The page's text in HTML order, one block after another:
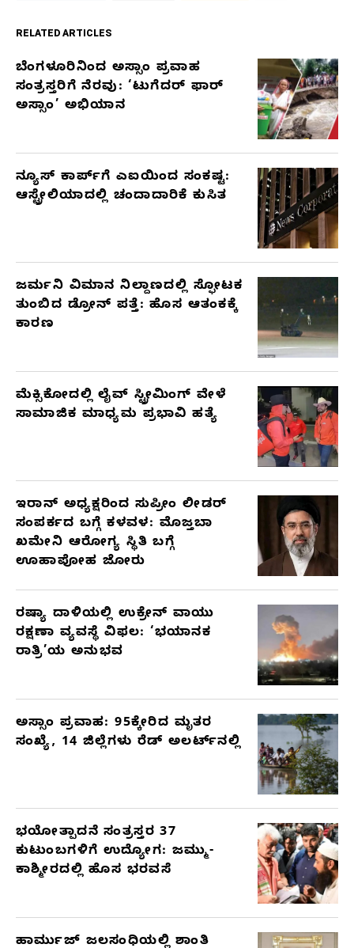
RELATED ARTICLES
RELATED
ARTICLES
ಬೆಂಗಳೂರಿನಿಂದ ಅಸ್ಸಾಂ ಪ್ರವಾಹ
ಸಂತ್ರಸ್ತರಿಗೆ ನೆರವು: ‘ಟುಗೆದರ್ ಫಾರ್
ಅಸ್ಸಾಂ’ ಅಭಿಯಾನ
ನ್ಯೂಸ್ ಕಾರ್ಪ್‌ಗೆ ಎಐಯಿಂದ ಸಂಕಷ್ಟ:
ಆಸ್ಟ್ರೇಲಿಯಾದಲ್ಲಿ ಚಂದಾದಾರಿಕೆ ಕುಸಿತ
ಜರ್ಮನಿ ವಿಮಾನ ನಿಲ್ದಾಣದಲ್ಲಿ ಸ್ಫೋಟಕ
ತುಂಬಿದ ಡ್ರೋನ್ ಪತ್ತೆ: ಹೊಸ ಆತಂಕಕ್ಕೆ
ಕಾರಣ
ಮೆಕ್ಸಿಕೋದಲ್ಲಿ ಲೈವ್ ಸ್ಟ್ರೀಮಿಂಗ್ ವೇಳೆ
ಸಾಮಾಜಿಕ ಮಾಧ್ಯಮ ಪ್ರಭಾವಿ ಹತ್ಯೆ
ಇರಾನ್ ಅಧ್ಯಕ್ಷರಿಂದ ಸುಪ್ರೀಂ ಲೀಡರ್
ಸಂಪರ್ಕದ ಬಗ್ಗೆ ಕಳವಳ: ಮೊಜ್ತಬಾ
ಖಮೇನಿ ಆರೋಗ್ಯ ಸ್ಥಿತಿ ಬಗ್ಗೆ
ಊಹಾಪೋಹ ಜೋರು
ರಷ್ಯಾ ದಾಳಿಯಲ್ಲಿ ಉಕ್ರೇನ್ ವಾಯು
ರಕ್ಷಣಾ ವ್ಯವಸ್ಥೆ ವಿಫಲ: ‘ಭಯಾನಕ
ರಾತ್ರಿ’ಯ ಅನುಭವ
ಅಸ್ಸಾಂ ಪ್ರವಾಹ: 95ಕ್ಕೇರಿದ ಮೃತರ
ಸಂಖ್ಯೆ, 14 ಜಿಲ್ಲೆಗಳು ರೆಡ್ ಅಲರ್ಟ್‌ನಲ್ಲಿ
ಭಯೋತ್ಪಾದನೆ ಸಂತ್ರಸ್ತರ 37
ಕುಟುಂಬಗಳಿಗೆ ಉದ್ಯೋಗ: ಜಮ್ಮು-
ಕಾಶ್ಮೀರದಲ್ಲಿ ಹೊಸ ಭರವಸೆ
ಹಾರ್ಮುಜ್ ಜಲಸಂಧಿಯಲ್ಲಿ ಶಾಂತಿ